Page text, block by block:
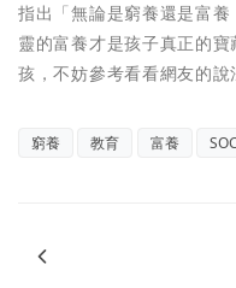
指出「無論是窮養還是富
靈的富養才是孩子真正的
孩，不妨參考看看網友的說
窮養 教育 富養